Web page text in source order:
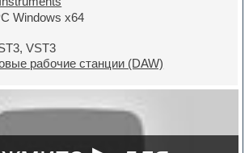
Windows x64
VST3
рабочие станции (DAW)